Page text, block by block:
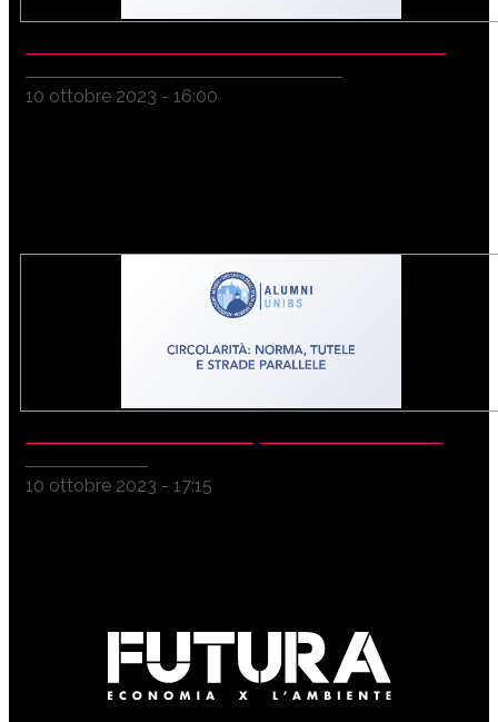
10 ottobre 2023 - 16:00
10 ottobre 2023 - 17:15